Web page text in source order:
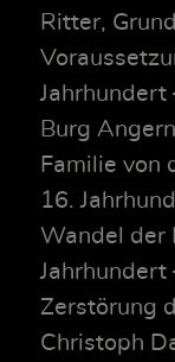
Ritter,
Jahrhundert
Burg
Familie von
16.
Wandel der
Jahrhundert
Zerstörung
Christoph